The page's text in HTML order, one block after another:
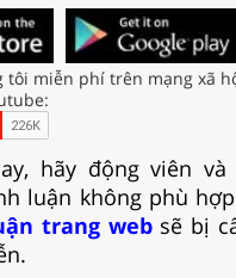
tôi miễn phí trên mạng xã
hãy động viên và
luận không phù
trang websẽ bị